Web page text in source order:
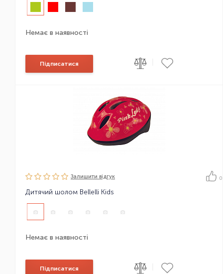
Немає в наявності
Підписатися
Залишити вiдгук 0
Дитячий шолом Bellelli Kids
Немає в наявності
Підписатися